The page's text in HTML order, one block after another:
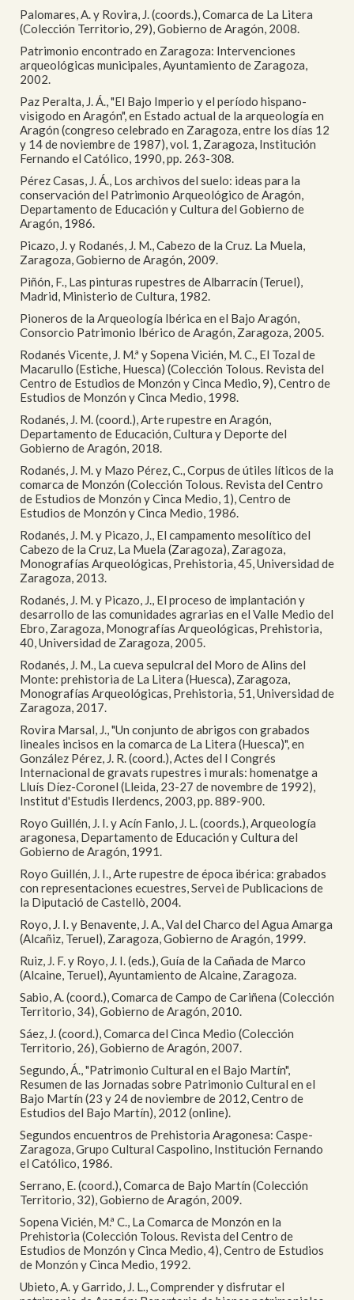
Palomares, A. y Rovira, J. (coords.), Comarca de La Litera
(Colección Territorio, 29), Gobierno de Aragón, 2008.
Patrimonio encontrado en Zaragoza: Intervenciones
arqueológicas municipales, Ayuntamiento de Zaragoza,
2002.
Paz Peralta, J. Á., "El Bajo Imperio y el período hispano-
visigodo en Aragón", en Estado actual de la arqueología en
Aragón (congreso celebrado en Zaragoza, entre los días 12
y 14 de noviembre de 1987), vol. 1, Zaragoza, Institución
Fernando el Católico, 1990, pp. 263-308.
Pérez Casas, J. Á., Los archivos del suelo: ideas para la
conservación del Patrimonio Arqueológico de Aragón,
Departamento de Educación y Cultura del Gobierno de
Aragón, 1986.
Picazo, J. y Rodanés, J. M., Cabezo de la Cruz. La Muela,
Zaragoza, Gobierno de Aragón, 2009.
Piñón, F., Las pinturas rupestres de Albarracín (Teruel),
Madrid, Ministerio de Cultura, 1982.
Pioneros de la Arqueología Ibérica en el Bajo Aragón,
Consorcio Patrimonio Ibérico de Aragón, Zaragoza, 2005.
Rodanés Vicente, J. M.ª y Sopena Vicién, M. C., El Tozal de
Macarullo (Estiche, Huesca) (Colección Tolous. Revista del
Centro de Estudios de Monzón y Cinca Medio, 9), Centro de
Estudios de Monzón y Cinca Medio, 1998.
Rodanés, J. M. (coord.), Arte rupestre en Aragón,
Departamento de Educación, Cultura y Deporte del
Gobierno de Aragón, 2018.
Rodanés, J. M. y Mazo Pérez, C., Corpus de útiles líticos de la
comarca de Monzón (Colección Tolous. Revista del Centro
de Estudios de Monzón y Cinca Medio, 1), Centro de
Estudios de Monzón y Cinca Medio, 1986.
Rodanés, J. M. y Picazo, J., El campamento mesolítico del
Cabezo de la Cruz, La Muela (Zaragoza), Zaragoza,
Monografías Arqueológicas, Prehistoria, 45, Universidad de
Zaragoza, 2013.
Rodanés, J. M. y Picazo, J., El proceso de implantación y
desarrollo de las comunidades agrarias en el Valle Medio del
Ebro, Zaragoza, Monografías Arqueológicas, Prehistoria,
40, Universidad de Zaragoza, 2005.
Rodanés, J. M., La cueva sepulcral del Moro de Alins del
Monte: prehistoria de La Litera (Huesca), Zaragoza,
Monografías Arqueológicas, Prehistoria, 51, Universidad de
Zaragoza, 2017.
Rovira Marsal, J., "Un conjunto de abrigos con grabados
lineales incisos en la comarca de La Litera (Huesca)", en
González Pérez, J. R. (coord.), Actes del I Congrés
Internacional de gravats rupestres i murals: homenatge a
Lluís Díez-Coronel (Lleida, 23-27 de novembre de 1992),
Institut d'Estudis Ilerdencs, 2003, pp. 889-900.
Royo Guillén, J. I. y Acín Fanlo, J. L. (coords.), Arqueología
aragonesa, Departamento de Educación y Cultura del
Gobierno de Aragón, 1991.
Royo Guillén, J. I., Arte rupestre de época ibérica: grabados
con representaciones ecuestres, Servei de Publicacions de
la Diputació de Castellò, 2004.
Royo, J. I. y Benavente, J. A., Val del Charco del Agua Amarga
(Alcañiz, Teruel), Zaragoza, Gobierno de Aragón, 1999.
Ruiz, J. F. y Royo, J. I. (eds.), Guía de la Cañada de Marco
(Alcaine, Teruel), Ayuntamiento de Alcaine, Zaragoza.
Sabio, A. (coord.), Comarca de Campo de Cariñena (Colección
Territorio, 34), Gobierno de Aragón, 2010.
Sáez, J. (coord.), Comarca del Cinca Medio (Colección
Territorio, 26), Gobierno de Aragón, 2007.
Segundo, Á., "Patrimonio Cultural en el Bajo Martín",
Resumen de las Jornadas sobre Patrimonio Cultural en el
Bajo Martín (23 y 24 de noviembre de 2012, Centro de
Estudios del Bajo Martín), 2012 (online).
Segundos encuentros de Prehistoria Aragonesa: Caspe-
Zaragoza, Grupo Cultural Caspolino, Institución Fernando
el Católico, 1986.
Serrano, E. (coord.), Comarca de Bajo Martín (Colección
Territorio, 32), Gobierno de Aragón, 2009.
Sopena Vicién, M.ª C., La Comarca de Monzón en la
Prehistoria (Colección Tolous. Revista del Centro de
Estudios de Monzón y Cinca Medio, 4), Centro de Estudios
de Monzón y Cinca Medio, 1992.
Ubieto, A. y Garrido, J. L., Comprender y disfrutar el